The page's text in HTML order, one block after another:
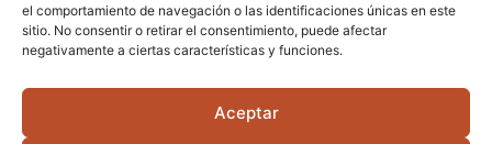
el comportamiento de navegación o las identificaciones únicas en este
sitio. No consentir o retirar el consentimiento, puede afectar
negativamente a ciertas características y funciones.
Aceptar
CONTACTA
Cami Primera Marrada, SN, 25600, Balaguer
info@jardipamies.com